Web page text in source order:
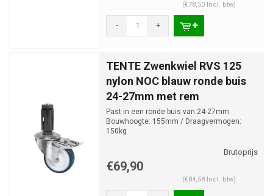
(€78,53 Incl. btw)
- +
TENTE Zwenkwiel RVS 125
nylon NOC blauw ronde buis
24-27mm met rem
Past in een ronde buis van 24-27mm
Bouwhoogte: 155mm / Draagvermogen:
150kg
€69,90
(€84,58 Incl. btw)